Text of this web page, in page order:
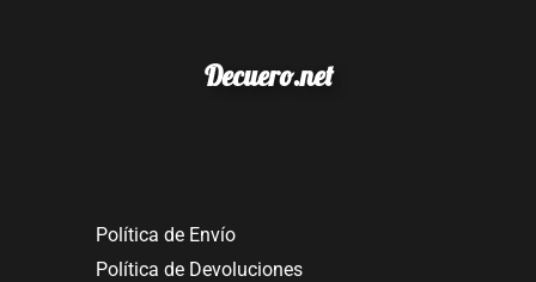
Decuero.net
Política de Envío
Política de Devoluciones